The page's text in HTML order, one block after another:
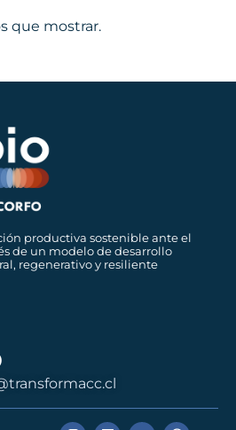
que mostrar.
productiva sostenible ante el
de un modelo de desarrollo
regenerativo y resiliente